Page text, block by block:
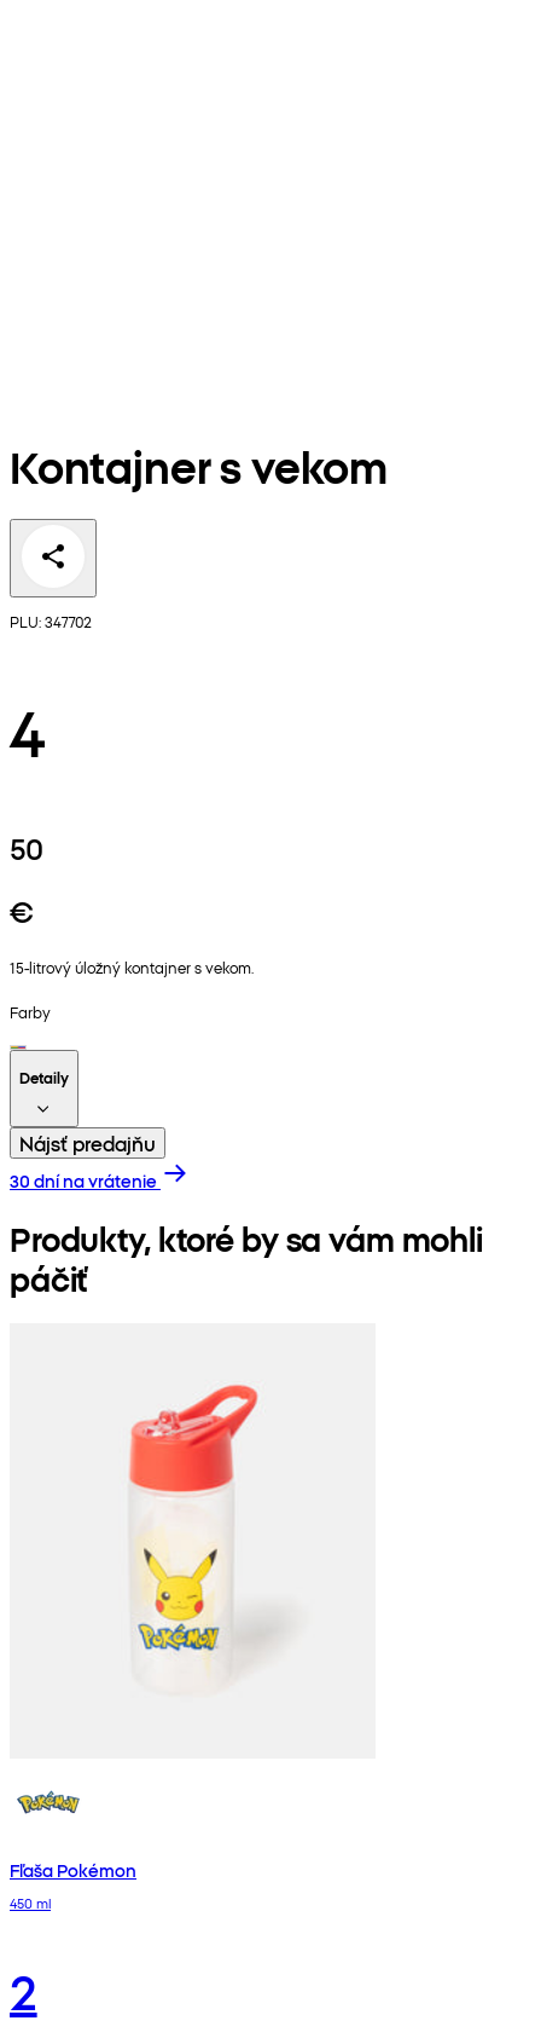
Kontajner s vekom
PLU: 347702
4
50
€
15-litrový úložný kontajner s vekom.
Farby
Detaily
Nájsť predajňu
30 dní na vrátenie
Produkty, ktoré by sa vám mohli
páčiť
Fľaša Pokémon
450 ml
2